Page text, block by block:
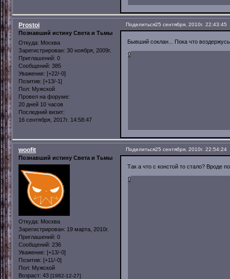
Поделиться25 сентября, 2010г. 22:43:45
Prostoi
Познавший истину Света и Тьмы
Откуда: Москва
Зарегистрирован: 30 ноября, 2009г.
Приглашений: 0
Сообщений: 385
Уважение: [+22/-0]
Позитив: [+13/-1]
Пол: Мужской
Провел на форуме:
20 дней 10 часов
Последний визит:
16 сентября, 2017г. 14:58:47
Бывший соклан... Пока что
0
Поделиться25 сентября, 2010г. 22:54:24
woofit
Познавший истину Света и Тьмы
Откуда: Москва
Зарегистрирован: 19 марта, 2010г.
Приглашений: 0
Сообщений: 236
Уважение: [+13/-0]
Позитив: [+11/-0]
Пол: Мужской
Возраст: 43 [1982-12-27]
Так а что с констой то стало? Вроде
0